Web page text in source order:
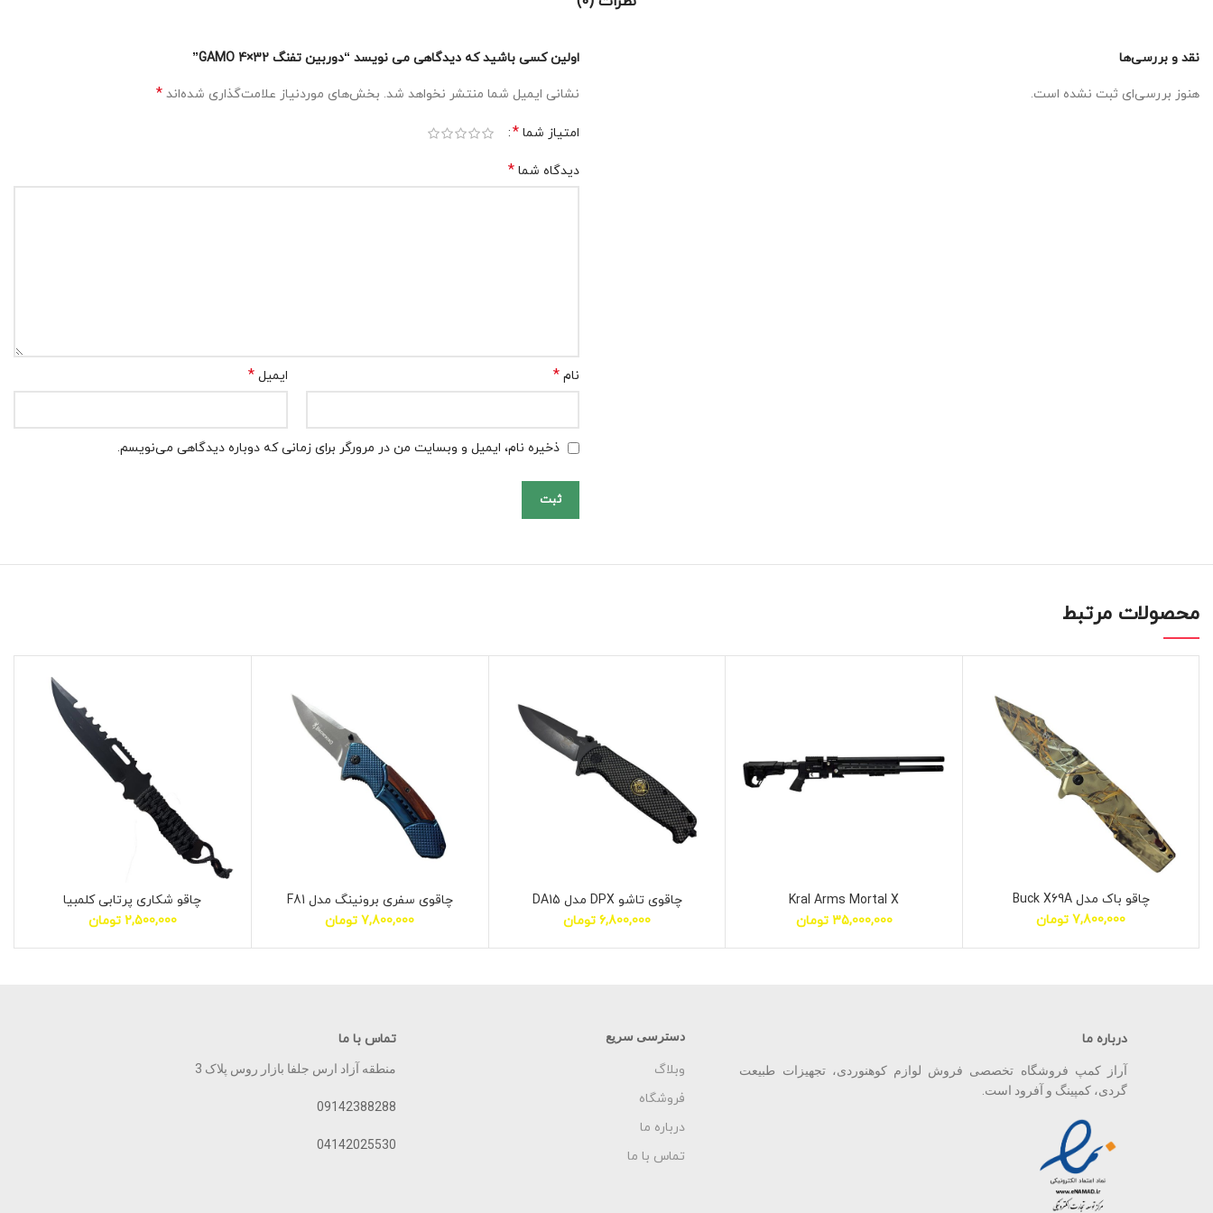
نقد و بررسی‌ها
هنوز بررسی‌ای ثبت نشده است.
اولین کسی باشید که دیدگاهی می نویسد “دوربین تفنگ GAMO 4×32”
نشانی ایمیل شما منتشر نخواهد شد. بخش‌های موردنیاز علامت‌گذاری شده‌اند *
امتیاز شما *
دیدگاه شما *
نام * ایمیل*
ذخیره نام، ایمیل و وبسایت من در مرورگر برای زمانی که دوباره دیدگاهی می‌نویسم.
محصولات مرتبط
چاقو باک مدل Buck X69A
7,800,000 تومان
Kral Arms Mortal X
35,000,000 تومان
چاقوی تاشو DPX مدل DA15
6,800,000 تومان
چاقوی سفری برونینگ مدل F81
7,800,000 تومان
چاقو شکاری پرتابی کلمبیا
2,500,000 تومان
درباره ما
آراز کمپ فروشگاه تخصصی فروش لوازم کوهنوردی، تجهیزات طبیعت
گردی، کمپینگ و آفرود است.
دسترسی سریع
وبلاگ
فروشگاه
درباره ما
تماس با ما
تماس با ما
منطقه آزاد ارس جلفا بازار روس پلاک 3
09142388288
04142025530